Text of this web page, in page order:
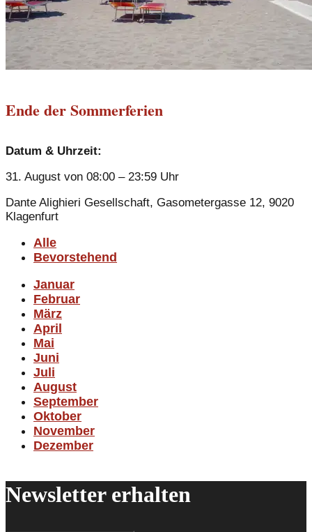
Ende der Sommerferien
Datum & Uhrzeit:
31. August von 08:00 – 23:59 Uhr
Dante Alighieri Gesellschaft, Gasometergasse 12, 9020
Klagenfurt
Alle
Bevorstehend
Januar
Februar
März
April
Mai
Juni
Juli
August
September
Oktober
November
Dezember
Newsletter erhalten